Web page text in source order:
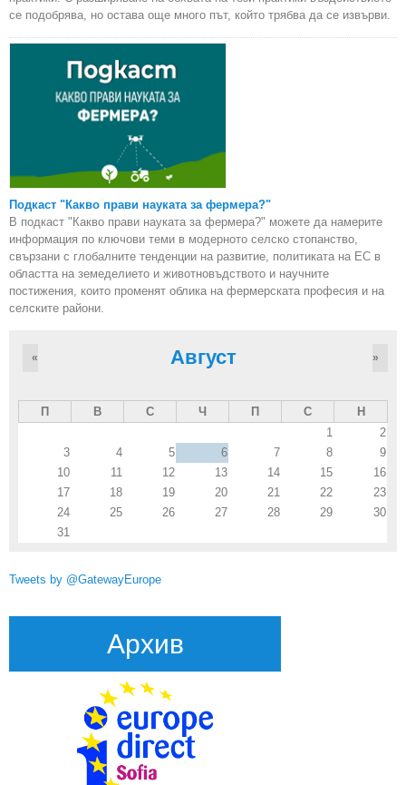
се подобрява, но остава още много път, който трябва да се извърви.
Подкаст "Какво прави науката за фермера?"
В подкаст "Какво прави науката за фермера?" можете да намерите
информация по ключови теми в модерното селско стопанство,
свързани с глобалните тенденции на развитие, политиката на ЕС в
областта на земеделието и животновъдството и научните
постижения, които променят облика на фермерската професия и на
селските райони.
Август
« »
П В С Ч П С
Н
1
2
3
4 5 6 7 8
9
10
11 12 13 14 15
16
17
18 19 20 21 22
23
24
25 26 27 28 29
30
31
Tweets by @GatewayEurope
Архив